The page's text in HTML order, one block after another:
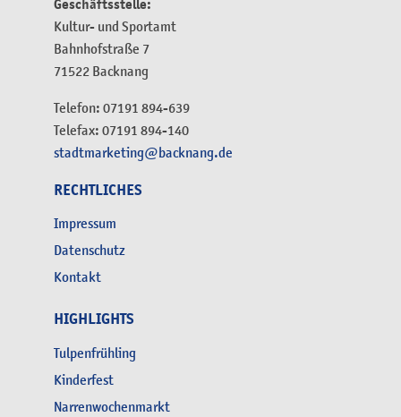
Geschäftsstelle:
Kultur- und Sportamt
Bahnhofstraße 7
71522 Backnang
Telefon: 07191 894-639
Telefax: 07191 894-140
stadtmarketing@backnang.de
RECHTLICHES
Impressum
Datenschutz
Kontakt
HIGHLIGHTS
Tulpenfrühling
Kinderfest
Narrenwochenmarkt